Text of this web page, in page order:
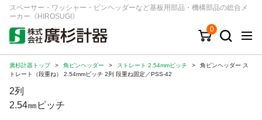
スペーサー・ワッシャー・ピンヘッダーなど基板用部品・機構部品の総合メ
ーカー《HIROSUGI》
0
キーワード 品番/シリーズ
商品カテゴリから探す
ジャンルから探す
廣杉計器トップ > 角ピンヘッダー > ストレート 2.54mmピッチ >
角ピンヘッダー ス
トレート（段重ね） 2.54mmピッチ 2列 段重ね固定／PSS-42
2列
2.54㎜ピッチ